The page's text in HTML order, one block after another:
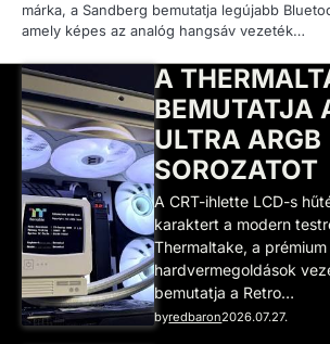
márka, a Sandberg bemutatja legújabb
amely képes az analóg hangsáv vezeték…
A
BEMUTATJA
ULTRA ARGB
SOROZATOT
A CRT-ihlette LCD-s
karaktert a modern
Thermaltake, a prémium
hardvermegoldások
bemutatja a Retro…
byredbaron2026.07.27.